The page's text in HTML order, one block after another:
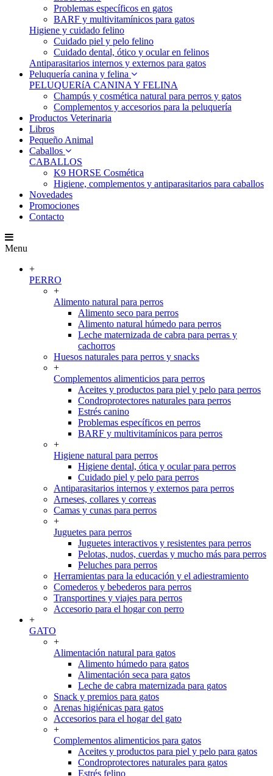
Problemas específicos en gatos
BARF y multivitamínicos para gatos
Higiene y cuidado felino
Cuidado piel y pelo felino
Cuidado dental, ótico y ocular en felinos
Antiparasitarios internos y externos para gatos
Peluquería canina y felina
PELUQUERíA CANINA Y FELINA
Champús y cosmética natural para perros y gatos
Complementos y accesorios para la peluquería
Productos Veterinaria
Libros
Pequeño Animal
Caballos
CABALLOS
K9 HORSE Cosmética
Higiene, complementos y antiparasitarios para caballos
Novedades
Promociones
Contacto
Menu
+
PERRO
+
Alimento natural para perros
Alimento seco para perros
Alimento natural húmedo para perros
Leche maternizada de cabra para perras y
cachorros
Huesos naturales para perros y snacks
+
Complementos alimenticios para perros
Aceites y productos para piel y pelo para perros
Condroprotectores naturales para perros
Estrés canino
Problemas específicos en perros
BARF y multivitamínicos para perros
+
Higiene natural para perros
Higiene dental, ótica y ocular para perros
Cuidado piel y pelo para perros
Antiparasitarios internos y externos para perros
Arneses, collares y correas
Camas y cunas para perros
+
Juguetes para perros
Juguetes interactivos y resistentes para perros
Pelotas, nudos, cuerdas y mucho más para perros
Peluches para perros
Herramientas para la educación y el adiestramiento
Comederos y bebederos para perros
Transportines y viajes para perros
Accesorio para el hogar con perro
+
GATO
+
Alimentación natural para gatos
Alimento húmedo para gatos
Alimentación seca para gatos
Leche de cabra maternizada para gatos
Snack y premios para gatos
Arenas higiénicas para gatos
Accesorios para el hogar del gato
+
Complementos alimenticios para gatos
Aceites y productos para piel y pelo para gatos
Condroprotectores naturales para gatos
Estrés felino